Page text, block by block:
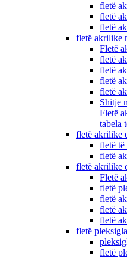
fletë
fletë
fletë
fletë akrilike
Fletë
fletë
fletë
fletë
fletë
Shitje
Fletë
tabela
fletë akrilike
fletë
fletë
fletë akrilike
Fletë
fletë
fletë
fletë
fletë
fletë
fletë